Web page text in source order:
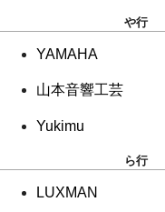
や行
YAMAHA
山本音響工芸
Yukimu
ら行
LUXMAN